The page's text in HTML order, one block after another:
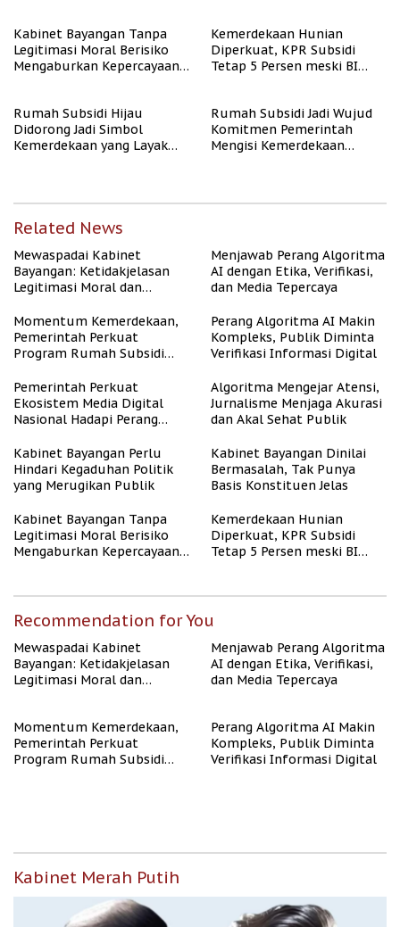
Kabinet Bayangan Tanpa
Legitimasi Moral Berisiko
Mengaburkan Kepercayaan
Kemerdekaan Hunian
Diperkuat, KPR Subsidi
Tetap 5 Persen meski BI
Rumah Subsidi Hijau
Didorong Jadi Simbol
Kemerdekaan yang Layak
Rumah Subsidi Jadi Wujud
Komitmen Pemerintah
Mengisi Kemerdekaan
Related News
Mewaspadai Kabinet
Bayangan: Ketidakjelasan
Legitimasi Moral dan
Menjawab Perang Algoritma
AI dengan Etika, Verifikasi,
dan Media Tepercaya
Momentum Kemerdekaan,
Pemerintah Perkuat
Program Rumah Subsidi
Berpenghasilan Rendah
Perang Algoritma AI Makin
Kompleks, Publik Diminta
Verifikasi Informasi Digital
Pemerintah Perkuat
Ekosistem Media Digital
Nasional Hadapi Perang
Algoritma Mengejar Atensi,
Jurnalisme Menjaga Akurasi
dan Akal Sehat Publik
Kabinet Bayangan Perlu
Hindari Kegaduhan Politik
yang Merugikan Publik
Kabinet Bayangan Dinilai
Bermasalah, Tak Punya
Basis Konstituen Jelas
Kabinet Bayangan Tanpa
Legitimasi Moral Berisiko
Mengaburkan Kepercayaan
Kemerdekaan Hunian
Diperkuat, KPR Subsidi
Tetap 5 Persen meski BI
Recommendation for You
Mewaspadai Kabinet
Bayangan: Ketidakjelasan
Legitimasi Moral dan
Menjawab Perang Algoritma
AI dengan Etika, Verifikasi,
dan Media Tepercaya
Momentum Kemerdekaan,
Pemerintah Perkuat
Program Rumah Subsidi
Perang Algoritma AI Makin
Kompleks, Publik Diminta
Verifikasi Informasi Digital
Kabinet Merah Putih